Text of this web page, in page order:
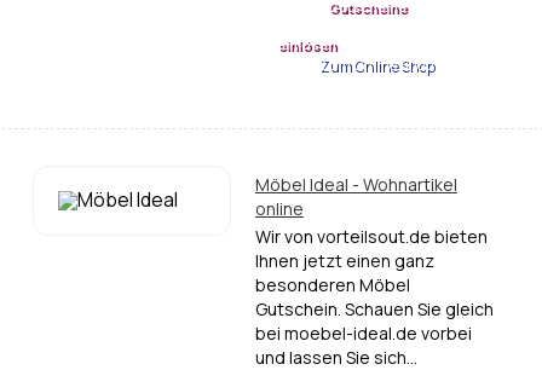
Gutscheine
einlösen
Zum Online Shop
Möbel Ideal - Wohnartikel
online
Wir von vorteilsout.de bieten
Ihnen jetzt einen ganz
besonderen Möbel
Gutschein. Schauen Sie gleich
bei moebel-ideal.de vorbei
und lassen Sie sich…